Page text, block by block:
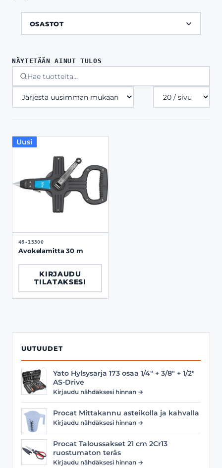
OSASTOT
UUTUUDET
Yato Hylsysarja 173 osaa 1/4" + 3/8" + 1/2"
AS-Drive
Kirjaudu nähdäksesi hinnan →
Procat Mittakannu asteikolla ja kahvalla
Kirjaudu nähdäksesi hinnan →
Procat Taloussakset 21 cm 2Cr13
ruostumaton teräs
Kirjaudu nähdäksesi hinnan →
NÄYTETÄÄN AINUT TULOS
Tuotteita
sivulla
Uusi
46-13300
Avokelamitta 30 m
KIRJAUDU
TILATAKSESI